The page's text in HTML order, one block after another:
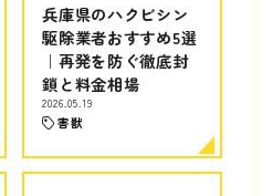
兵庫県のハクビシン
駆除業者おすすめ5選
｜再発を防ぐ徹底封
鎖と料金相場
2026.05.19
害獣